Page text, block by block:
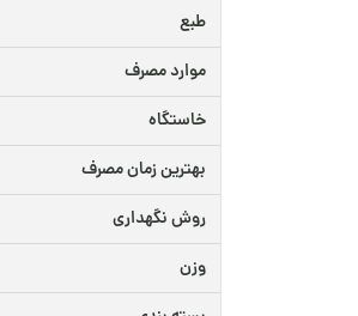
طبع
موارد مصرف
خاستگاه
بهترین زمان مصرف
روش نگهداری
وزن